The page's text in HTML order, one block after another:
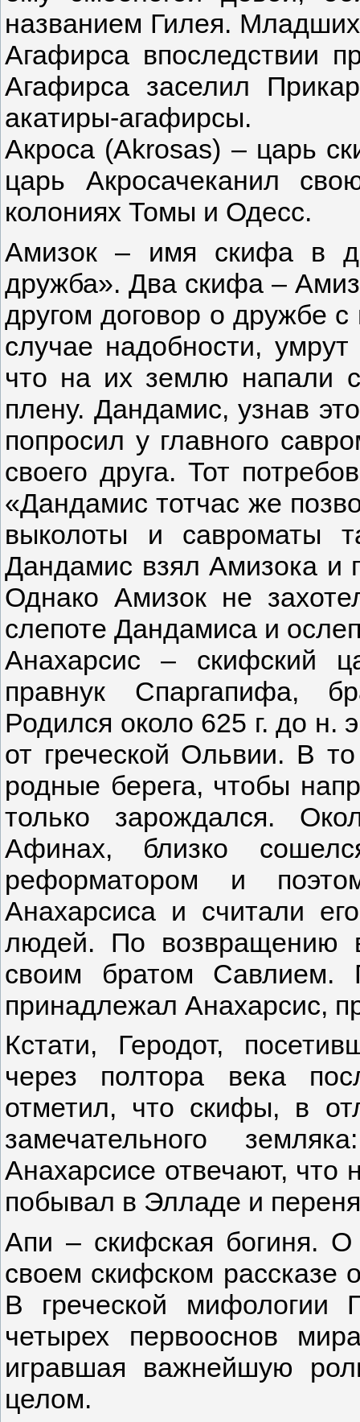
названием Гилея.
Агафирса впоследствии
Агафирса заселил
акатиры-агафирсы.
Акроса (Akrosas) – царь
царь Акросачеканил
колониях Томы и Одесс.
Амизок – имя скифа в
дружба». Два скифа –
другом договор о дружбе
случае надобности,
что на их землю напали
плену. Дандамис, узнав
попросил у главного
своего друга. Тот
«Дандамис тотчас же
выколоты и савроматы
Дандамис взял Амизока и
Однако Амизок не
слепоте Дандамиса и
Анахарсис – скифский
правнук Спаргапифа,
Родился около 625 г. до н.
от греческой Ольвии. В
родные берега, чтобы
только зарождался.
Афинах, близко
реформатором и
Анахарсиса и считали
людей. По возвращению
своим братом Савлием.
принадлежал Анахарсис,
Кстати, Геродот,
через полтора века
отметил, что скифы, в
замечательного
Анахарсисе отвечают, что
побывал в Элладе и
Апи – скифская богиня. О
своем скифском рассказе
В греческой мифологии
четырех первооснов
игравшая важнейшую
целом.